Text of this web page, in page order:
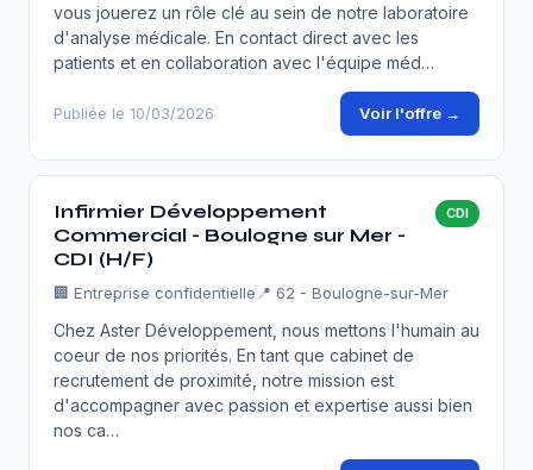
vous jouerez un rôle clé au sein de notre laboratoire
d'analyse médicale. En contact direct avec les
patients et en collaboration avec l'équipe méd…
Publiée le 10/03/2026 Voir l'offre →
Infirmier Développement
Commercial - Boulogne sur Mer -
CDI (H/F)
CDI
🏢 Entreprise confidentielle 📍 62 - Boulogne-sur-Mer
Chez Aster Développement, nous mettons l'humain au
coeur de nos priorités. En tant que cabinet de
recrutement de proximité, notre mission est
d'accompagner avec passion et expertise aussi bien
nos ca…